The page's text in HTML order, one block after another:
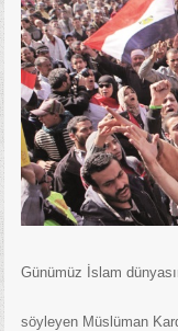
Günümüz İslam
söyleyen Müslüman